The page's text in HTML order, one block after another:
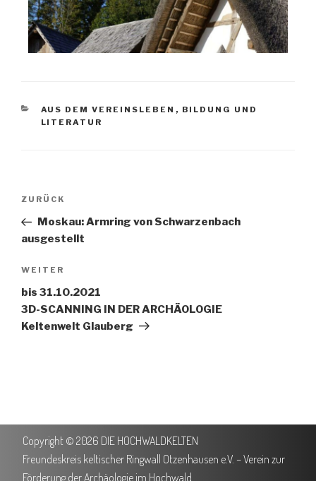
AUS DEM VEREINSLEBEN , BILDUNG UND
LITERATUR
ZURÜCK
Moskau: Armring von Schwarzenbach
ausgestellt
WEITER
bis 31.10.2021
3D-SCANNING IN DER ARCHÄOLOGIE
Keltenwelt Glauberg
Copyright © 2026 DIE HOCHWALDKELTEN
Freundeskreis keltischer Ringwall Otzenhausen e.V. – Verein zur
Förderung der Archäologie im Hochwald.